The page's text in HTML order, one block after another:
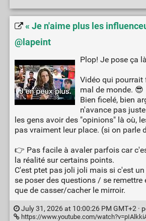
« Je n'aime plus les
@lapeint
Plop! Je pose ça
Vidéo qui pourrait
mal de monde. 😎
Bien ficelé, bien
n'avance pas
les gens avoir des "opinions" là où,
pas vraiment leur place. (si on parle
👉 Pas facile à avaler parfois car
la réalité sur certains points.
C'est ptet pas joli joli mais si c'est
se poser des questions / se remettre
que de casser/cacher le mirroir.
July 31, 2026 at 10:00:26 PM GMT+2 ·
https://www.youtube.com/